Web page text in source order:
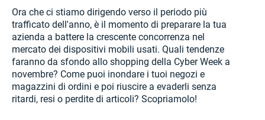
Ora che ci stiamo dirigendo verso il periodo più
trafficato dell'anno, è il momento di preparare la tua
azienda a battere la crescente concorrenza nel
mercato dei dispositivi mobili usati. Quali tendenze
faranno da sfondo allo shopping della Cyber Week a
novembre? Come puoi inondare i tuoi negozi e
magazzini di ordini e poi riuscire a evaderli senza
ritardi, resi o perdite di articoli? Scopriamolo!